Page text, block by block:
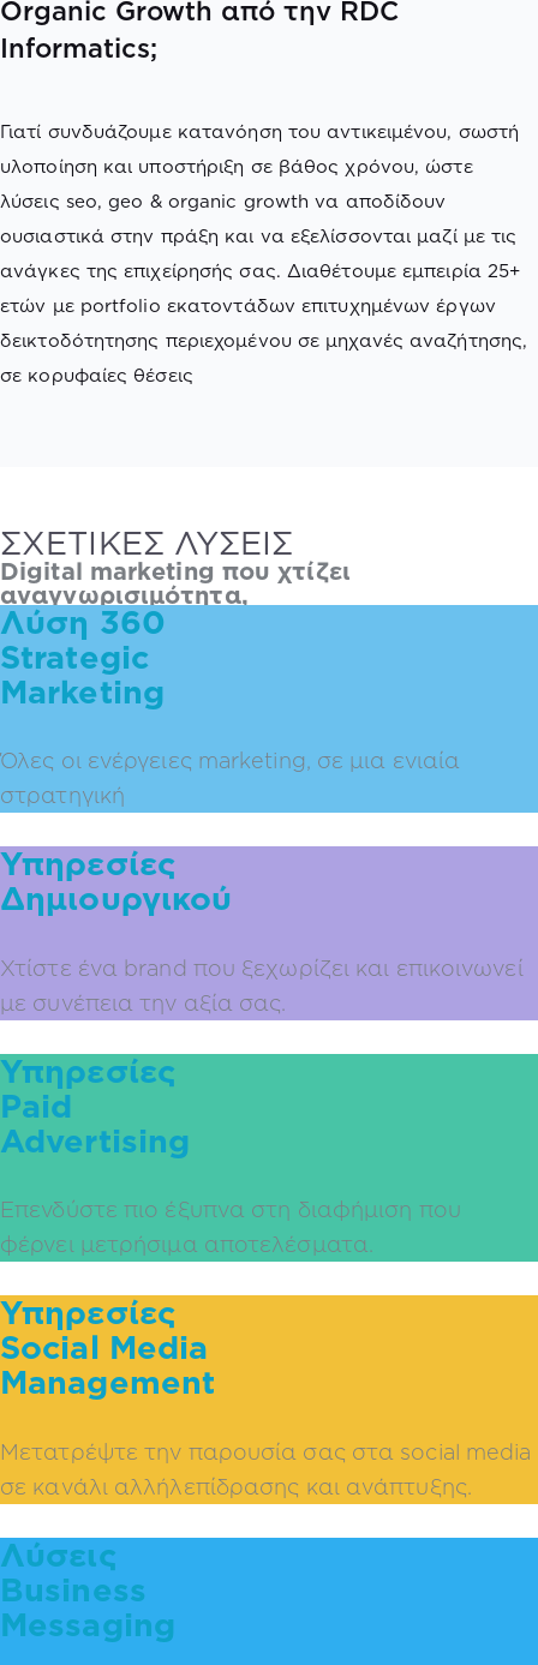
Organic Growth από την RDC
Informatics;
Γιατί συνδυάζουμε κατανόηση του αντικειμένου, σωστή
υλοποίηση και υποστήριξη σε βάθος χρόνου, ώστε
λύσεις seo, geo & organic growth να αποδίδουν
ουσιαστικά στην πράξη και να εξελίσσονται μαζί με τις
ανάγκες της επιχείρησής σας. Διαθέτουμε εμπειρία 25+
ετών με portfolio εκατοντάδων επιτυχημένων έργων
δεικτοδότητησης περιεχομένου σε μηχανές αναζήτησης,
σε κορυφαίες θέσεις
ΣΧΕΤΙΚΕΣ ΛΥΣΕΙΣ
Digital marketing που χτίζει
αναγνωρισιμότητα,
εμπιστοσύνη και πωλήσεις
Λύση 360
Strategic
Marketing
Όλες οι ενέργειες marketing, σε μια ενιαία
στρατηγική
Υπηρεσίες
Δημιουργικού
Χτίστε ένα brand που ξεχωρίζει και επικοινωνεί
με συνέπεια την αξία σας.
Υπηρεσίες
Paid
Advertising
Επενδύστε πιο έξυπνα στη διαφήμιση που
φέρνει μετρήσιμα αποτελέσματα.
Υπηρεσίες
Social Media
Management
Μετατρέψτε την παρουσία σας στα social media
σε κανάλι αλλήλεπίδρασης και ανάπτυξης.
Λύσεις
Business
Messaging